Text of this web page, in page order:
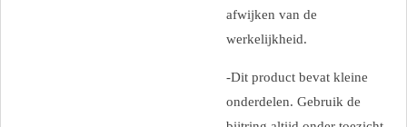
afwijken van de
werkelijkheid.
-Dit product bevat kleine
onderdelen. Gebruik de